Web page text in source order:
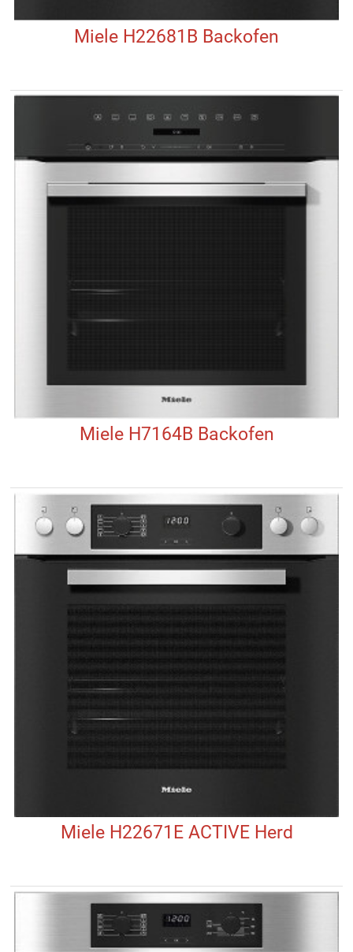
Miele H22681B Backofen
Miele H7164B Backofen
Miele H22671E ACTIVE Herd